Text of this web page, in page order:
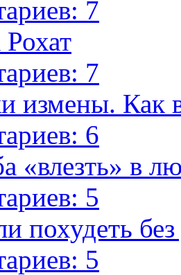
7
7
измены. Как
6
«влезть» в
5
похудеть
5